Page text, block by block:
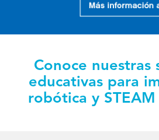
Conoce nuestras
educativas para
robótica y